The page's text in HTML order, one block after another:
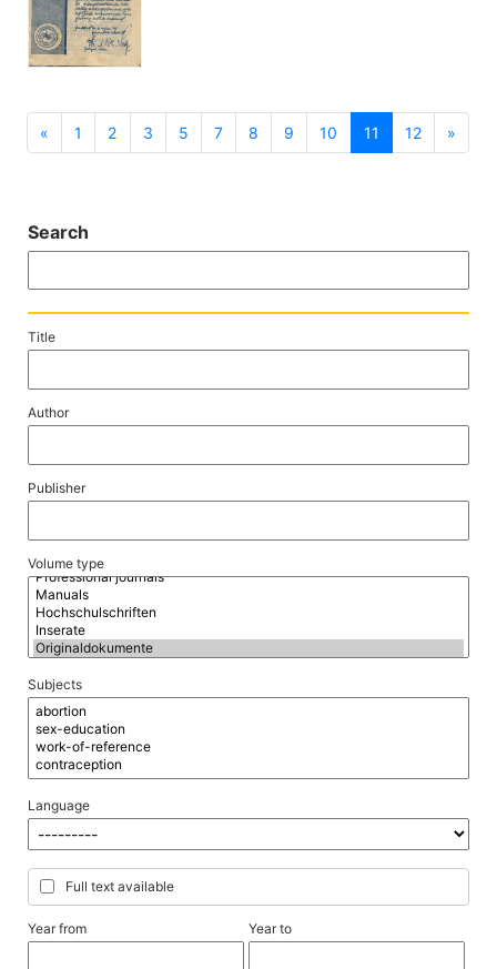
« previous
1 2 3 5 7 8 9 10 11 12 »next
Search
Title
Author
Publisher
Volume type
Subjects
Language
Full text available
Year from Year to